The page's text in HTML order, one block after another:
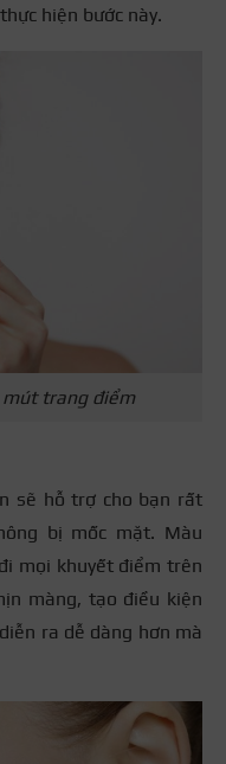
hiện bước này.
mút trang điểm
sẽ hỗ trợ cho bạn rất
bị mốc mặt. Màu
mọi khuyết điểm trên
màng, tạo điều kiện
ra dễ dàng hơn mà